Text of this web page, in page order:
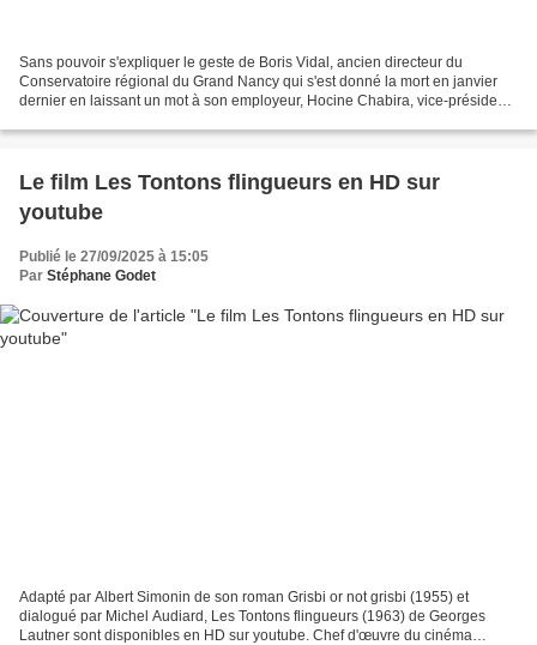
Sans pouvoir s'expliquer le geste de Boris Vidal, ancien directeur du
Conservatoire régional du Grand Nancy qui s'est donné la mort en janvier
dernier en laissant un mot à son employeur, Hocine Chabira, vice-président
Le film Les Tontons flingueurs en HD sur
youtube
Publié le 27/09/2025 à 15:05
Par Stéphane Godet
Adapté par Albert Simonin de son roman Grisbi or not grisbi (1955) et
dialogué par Michel Audiard, Les Tontons flingueurs (1963) de Georges
Lautner sont disponibles en HD sur youtube. Chef d'œuvre du cinéma